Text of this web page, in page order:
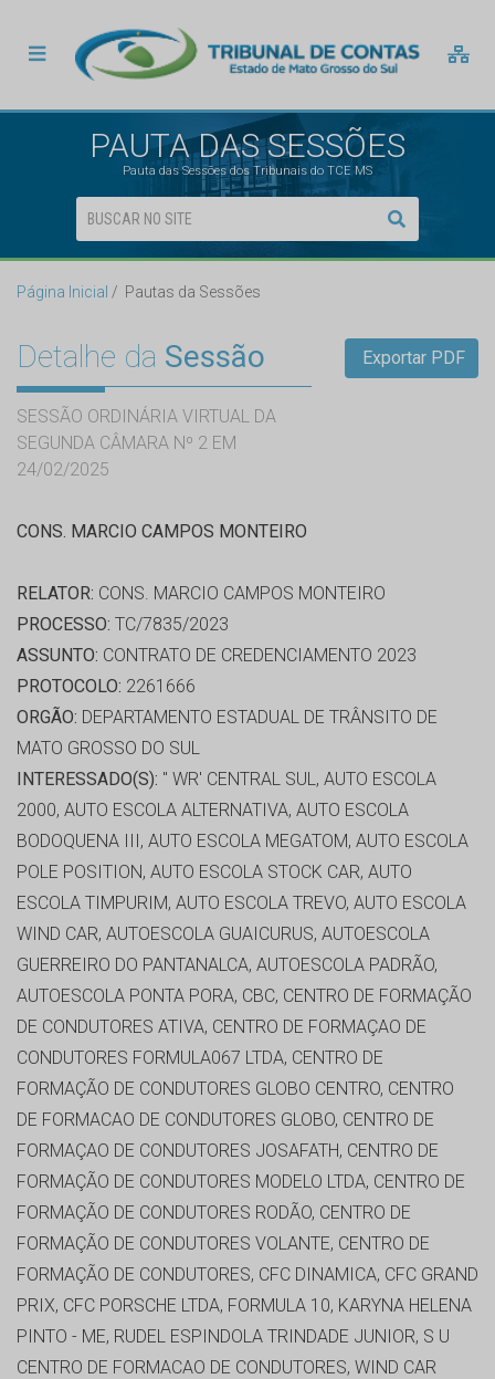
PAUTA DAS SESSÕES
Pauta das Sessões dos Tribunais do TCE MS
Página Inicial Pautas da Sessões
Detalhe da Sessão
SESSÃO ORDINÁRIA VIRTUAL DA
SEGUNDA CÂMARA Nº 2 EM
24/02/2025
Exportar PDF
CONS. MARCIO CAMPOS MONTEIRO
RELATOR: CONS. MARCIO CAMPOS MONTEIRO
PROCESSO: TC/7835/2023
ASSUNTO: CONTRATO DE CREDENCIAMENTO 2023
PROTOCOLO: 2261666
ORGÃO: DEPARTAMENTO ESTADUAL DE TRÂNSITO DE
MATO GROSSO DO SUL
INTERESSADO(S): '' WR' CENTRAL SUL, AUTO ESCOLA
2000, AUTO ESCOLA ALTERNATIVA, AUTO ESCOLA
BODOQUENA III, AUTO ESCOLA MEGATOM, AUTO ESCOLA
POLE POSITION, AUTO ESCOLA STOCK CAR, AUTO
ESCOLA TIMPURIM, AUTO ESCOLA TREVO, AUTO ESCOLA
WIND CAR, AUTOESCOLA GUAICURUS, AUTOESCOLA
GUERREIRO DO PANTANALCA, AUTOESCOLA PADRÃO,
AUTOESCOLA PONTA PORA, CBC, CENTRO DE FORMAÇÃO
DE CONDUTORES ATIVA, CENTRO DE FORMAÇAO DE
CONDUTORES FORMULA067 LTDA, CENTRO DE
FORMAÇÃO DE CONDUTORES GLOBO CENTRO, CENTRO
DE FORMACAO DE CONDUTORES GLOBO, CENTRO DE
FORMAÇAO DE CONDUTORES JOSAFATH, CENTRO DE
FORMAÇÃO DE CONDUTORES MODELO LTDA, CENTRO DE
FORMAÇÃO DE CONDUTORES RODÃO, CENTRO DE
FORMAÇÃO DE CONDUTORES VOLANTE, CENTRO DE
FORMAÇÃO DE CONDUTORES, CFC DINAMICA, CFC GRAND
PRIX, CFC PORSCHE LTDA, FORMULA 10, KARYNA HELENA
PINTO - ME, RUDEL ESPINDOLA TRINDADE JUNIOR, S U
CENTRO DE FORMACAO DE CONDUTORES, WIND CAR